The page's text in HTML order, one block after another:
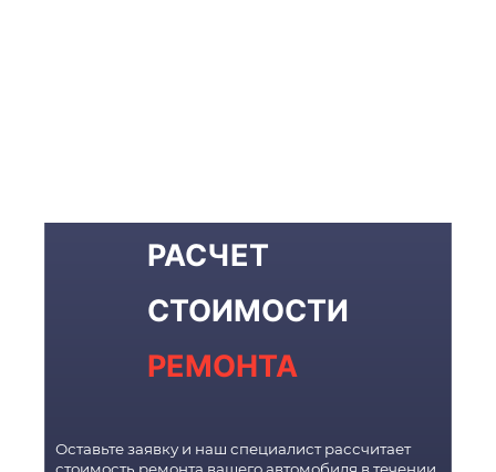
РАСЧЕТ
СТОИМОСТИ
РЕМОНТА
Оставьте заявку и наш специалист рассчитает
стоимость ремонта вашего автомобиля в течении